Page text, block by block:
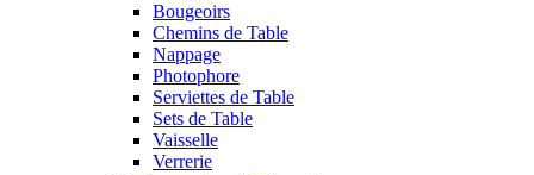
Bougeoirs
Chemins de Table
Nappage
Photophore
Serviettes de Table
Sets de Table
Vaisselle
Verrerie